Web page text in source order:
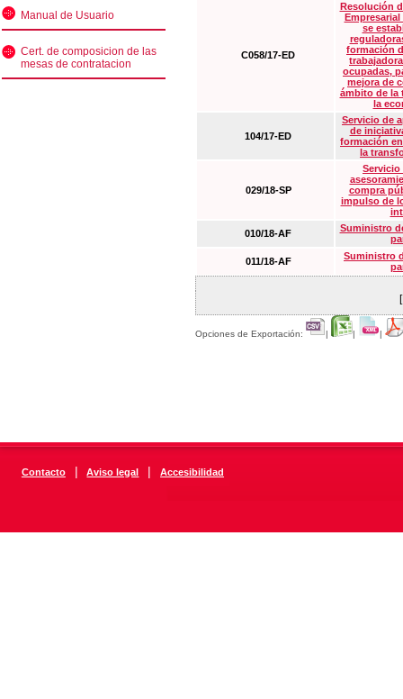
Manual de Usuario
Cert. de composicion de las
mesas de contratacion
C058/17-ED
Resolución
Empresarial
se
formación
ocupadas,
mejora de
ámbito de la
la
104/17-ED
Servicio de
de
formación
la
029/18-SP
Servicio
compra
impulso de
010/18-AF
Suministro
011/18-AF
Suministro
Opciones de Exportación: | | |
Contacto | Aviso legal | Accesibilidad